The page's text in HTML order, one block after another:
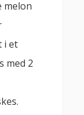
melon
i et
med 2